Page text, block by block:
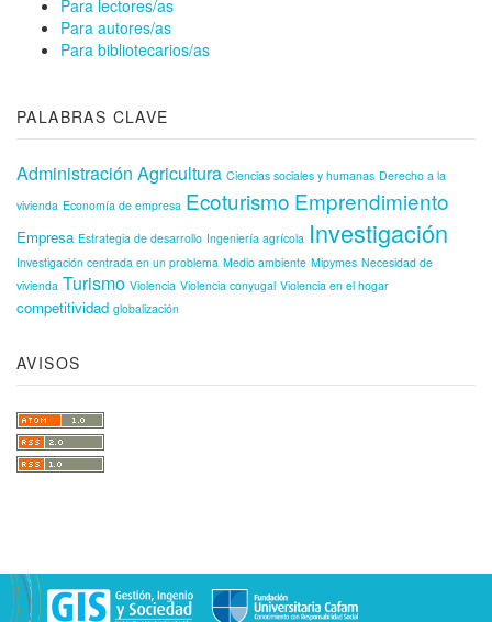
Para lectores/as
Para autores/as
Para bibliotecarios/as
PALABRAS CLAVE
Administración Agricultura Ciencias sociales y humanas Derecho a la
vivienda Economía de empresa Ecoturismo Emprendimiento
Empresa Estrategia de desarrollo Ingeniería agrícola Investigación
Investigación centrada en un problema Medio ambiente Mipymes Necesidad de
vivienda Turismo Violencia Violencia conyugal Violencia en el hogar
competitividad globalización
AVISOS